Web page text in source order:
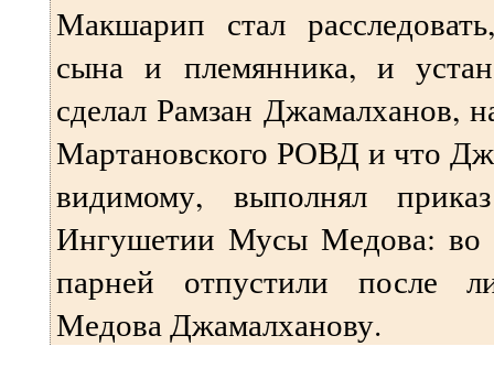
Макшарип стал
сына и племянника, и
сделал Рамзан Джамалханов,
Мартановского РОВД и что
видимому, выполнял
Ингушетии Мусы Медова: во
парней отпустили после
Медова Джамалханову.